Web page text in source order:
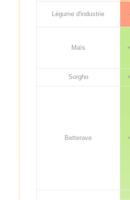
Légume d'industrie
Maïs +
Sorgho
+
Betterave +